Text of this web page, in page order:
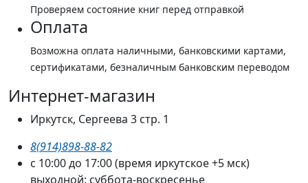
Проверяем состояние книг перед отправкой
Оплата
Возможна оплата наличными, банковскими картами,
сертификатами, безналичным банковским переводом
Интернет-магазин
Иркутск, Сергеева 3 стр. 1
8(914)898-88-82
с 10:00 до 17:00 (время иркутское +5 мск)
выходной: суббота-воскресенье